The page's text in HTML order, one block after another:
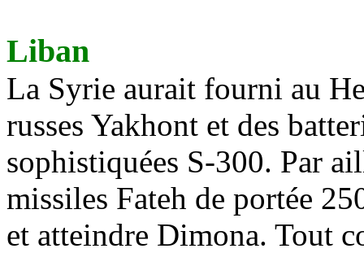
Liban
La Syrie aurait fourni au
russes Yakhont et des
sophistiquées S-300. Par
missiles Fateh de portée
et atteindre Dimona. Tout